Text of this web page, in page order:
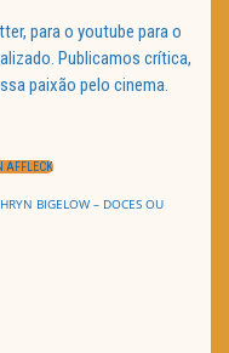
para o youtube para o
Publicamos crítica,
paixão pelo cinema.
AFFLECK
BIGELOW – DOCES OU